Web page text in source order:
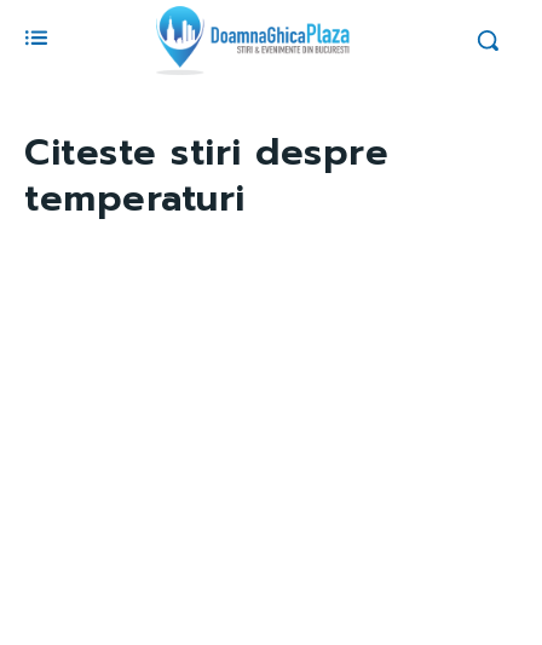
Citeste stiri despre
temperaturi